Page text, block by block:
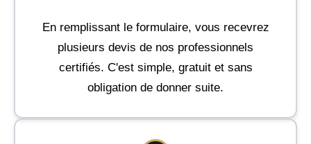
En remplissant le formulaire, vous recevrez
plusieurs devis de nos professionnels
certifiés. C'est simple, gratuit et sans
obligation de donner suite.